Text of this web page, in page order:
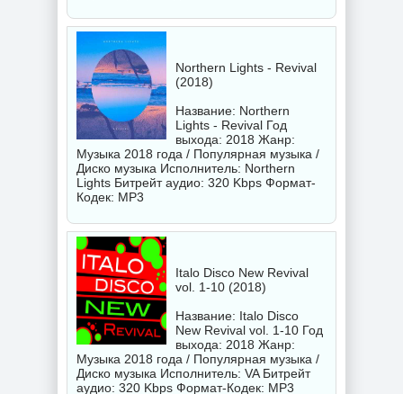
Northern Lights - Revival
(2018)
Название: Northern
Lights - Revival Год
выхода: 2018 Жанр:
Музыка 2018 года / Популярная музыка /
Диско музыка Исполнитель: Northern
Lights Битрейт аудио: 320 Kbps Формат-
Кодек: MP3
Italo Disco New Revival
vol. 1-10 (2018)
Название: Italo Disco
New Revival vol. 1-10 Год
выхода: 2018 Жанр:
Музыка 2018 года / Популярная музыка /
Диско музыка Исполнитель: VAБитрейт
аудио: 320 Kbps Формат-Кодек: MP3